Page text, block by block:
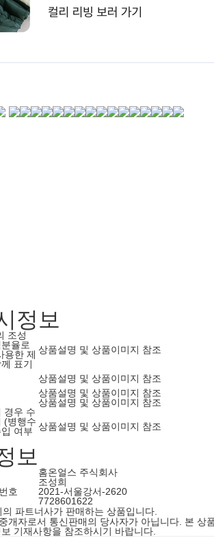
정보
조성
율로
용한 제
표기
상품설명 및 상품이미지 참조
상품설명 및 상품이미지 참조
상품설명 및 상품이미지 참조
상품설명 및 상품이미지 참조
경우 수
(병행수
여부 상품설명 및 상품이미지 참조
보
홈온얼스 주식회사
조성희
호
2021-서울강서-2620
7728601622
파트너사가 판매하는 상품입니다.
개자로서 통신판매의 당사자가 아닙니다. 본
기재사항을 참조하시기 바랍니다.